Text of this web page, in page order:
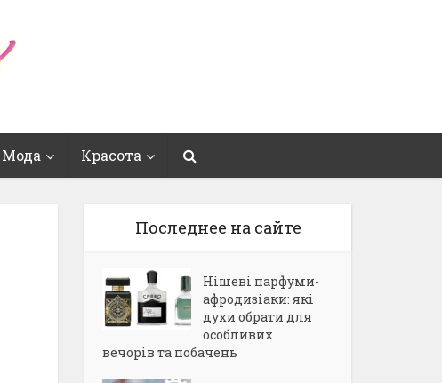
Мода Красота
Последнее на сайте
Нішеві парфуми-
афродизіаки: які
духи обрати для
особливих
вечорів та побачень